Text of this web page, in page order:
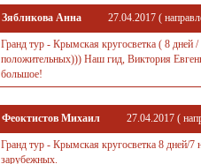
Зябликова Анна 27.04.2017 (
Гранд тур - Крымская кругосветка ( 8 дней
положительных))) Наш гид, Виктория
большое!
Феоктистов Михаил 27.04.2017 (
Гранд тур - Крымская кругосветка 8 дней/
зарубежных.